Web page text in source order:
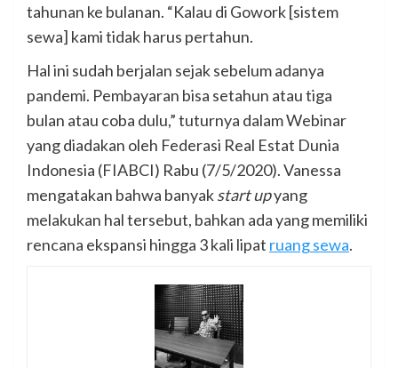
tahunan ke bulanan. “Kalau di Gowork [sistem
sewa] kami tidak harus pertahun.
Hal ini sudah berjalan sejak sebelum adanya
pandemi. Pembayaran bisa setahun atau tiga
bulan atau coba dulu,” tuturnya dalam Webinar
yang diadakan oleh Federasi Real Estat Dunia
Indonesia (FIABCI) Rabu (7/5/2020). Vanessa
mengatakan bahwa banyakstart upyang
melakukan hal tersebut, bahkan ada yang memiliki
rencana ekspansi hingga 3 kali lipat ruang sewa.